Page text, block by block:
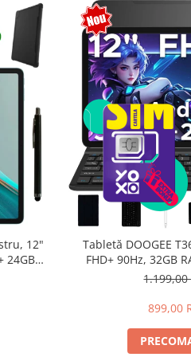
12"
24GB
Tabletă DOOGEE
FHD+ 90Hz, 32GB
extensibili),1.199,00
899,00